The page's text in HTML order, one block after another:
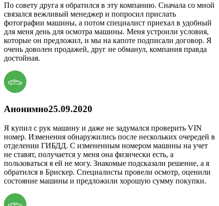
По совету друга я обратился в эту компанию. Сначала со мной
связался вежливый менеджер и попросил прислать
фотографии машины, а потом специалист приехал в удобный
для меня день для осмотра машины. Меня устроили условия,
которые он предложил, и мы на капоте подписали договор. Я
очень доволен продажей, друг не обманул, компания правда
достойная.
Анонимно25.09.2020
Я купил с рук машину и даже не задумался проверить VIN
номер. Изменения обнаружились после нескольких очередей в
отделении ГИБДД. С измененным номером машины на учет
не ставят, получается у меня она физически есть, а
пользоваться я ей не могу. Знакомые подсказали решение, а я
обратился в Брискер. Специалисты провели осмотр, оценили
состояние машины и предложили хорошую сумму покупки.